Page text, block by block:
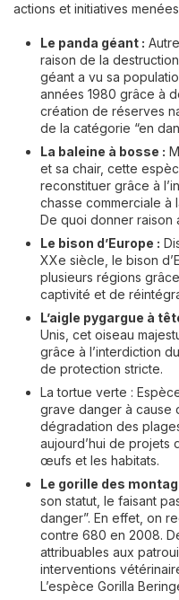
actions et initiatives
Le panda géant :
raison de la
géant a vu sa
années 1980 grâce à
création de réserves
de la catégorie “en
La baleine à bosse :
et sa chair, cette
reconstituer grâce à
chasse commerciale à
De quoi donner raison
Le bison d’Europe :
XXe siècle, le bison
plusieurs régions
captivité et de
L’aigle pygargue à
Unis, cet oiseau
grâce à l’interdiction
de protection stricte.
La tortue verte :
grave danger à cause
dégradation des
aujourd’hui de projets
œufs et les habitats.
Le gorille des
son statut, le faisant
danger”. En effet, on
contre 680 en 2008.
attribuables aux
interventions
L’espèce Gorilla